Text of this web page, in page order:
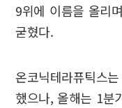
9위에 이름을 올리
굳혔다.
온코닉테라퓨틱스
했으나, 올해는 1분